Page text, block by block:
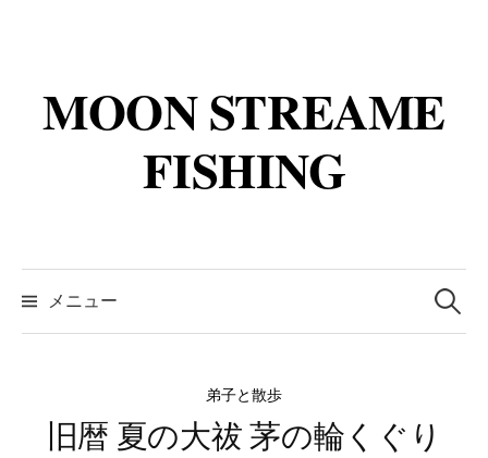
MOON STREAME
FISHING
メニュー
索:
弟子と散歩
旧暦 夏の大祓 茅の輪くぐり